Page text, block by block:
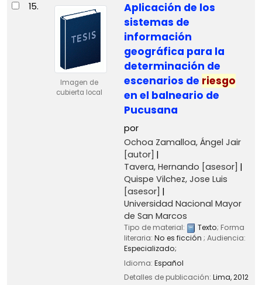
15.
Imagen de
cubierta local
Aplicación de los
sistemas de
información
geográfica para la
determinación de
escenarios de riesgo
en el balneario de
Pucusana
por
Ochoa Zamalloa, Ángel Jair
[autor]
Tavera, Hernando [asesor]
Quispe Vilchez, Jose Luis
[asesor]
Universidad Nacional Mayor
de San Marcos
Tipo de material: Texto; Forma
literaria: No es ficción ; Audiencia:
Especializado;
Idioma: Español
Detalles de publicación: Lima,2012